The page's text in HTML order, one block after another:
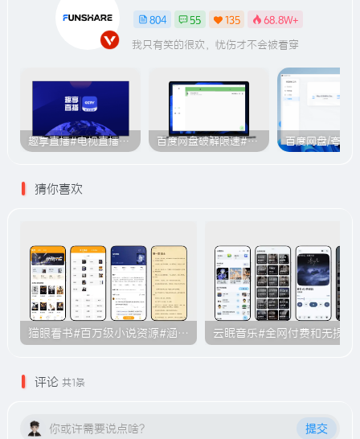
804 55 135 68.8W+
我只有笑的很欢，忧伤才不会被看穿
趣享直播#电视直播软件#2000+个超清直播频道#支持电视和安卓手机 百度网盘破解限速#突破官方限速#满速下载#A614
猜你喜欢
猫眼看书#百万级小说资源#涵盖各大平台的付费小说#无广告#B011
评论 共1条
你或许需要说点啥？ 提交